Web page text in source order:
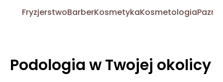
FryzjerstwoBarberKosmetykaKosmetologia
Podologia w Twojej okolicy